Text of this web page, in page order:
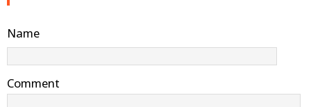
Name
Comment